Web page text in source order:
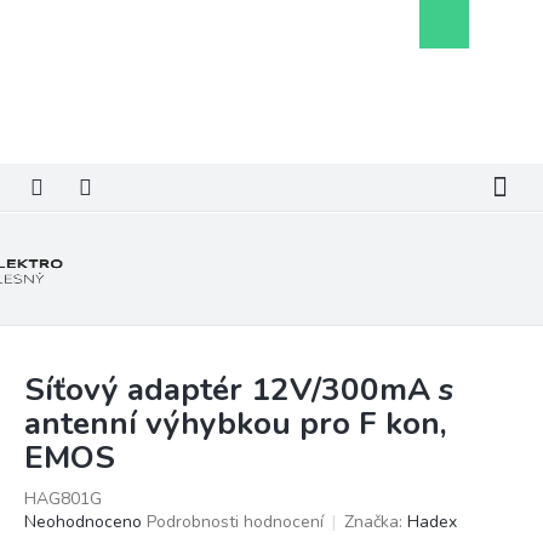
košík
Síťový adaptér 12V/300mA s
antenní výhybkou pro F kon,
EMOS
HAG801G
Průměrné
Neohodnoceno Podrobnosti hodnocení Značka: Hadex